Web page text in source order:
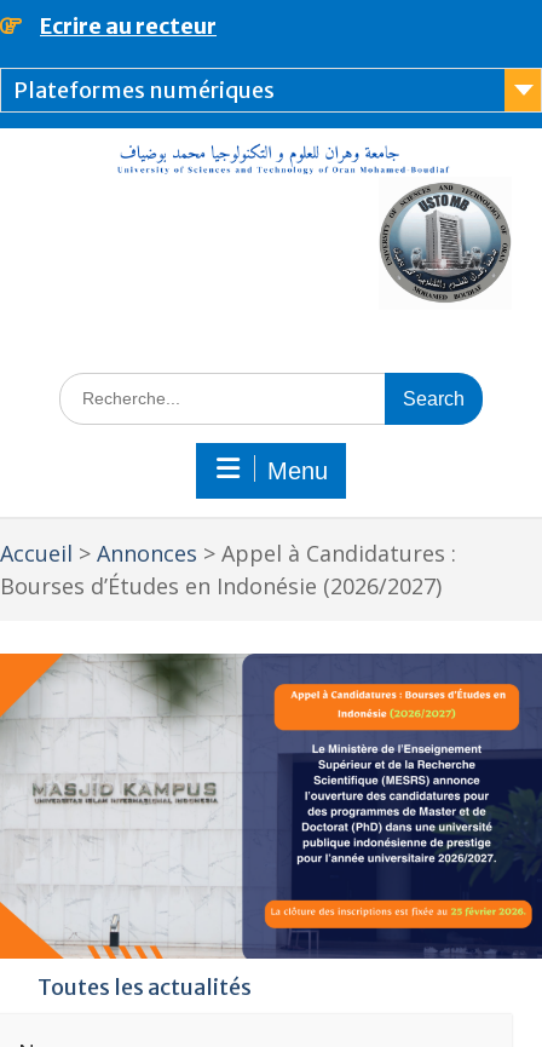
principal
Ecrire au recteur
Plateformes numériques
Menu
Accueil > Annonces > Appel à Candidatures :
Bourses d’Études en Indonésie (2026/2027)
les actualités